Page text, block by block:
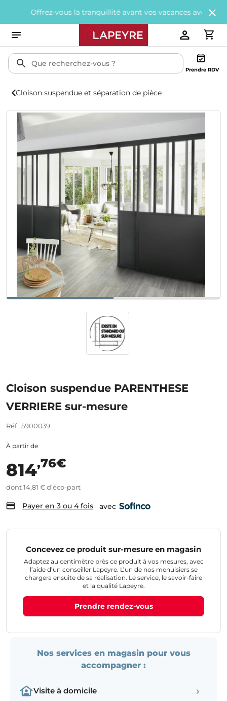
vous la tranquillité avant vos vacances avec200€ offerts
Prendre RDV
Cloison suspendue et séparation de pièce
Cloison suspendue PARENTHESE
VERRIERE sur-mesure
Réf : 5900039
À partir de
814,76€
dont 14,81 € d’éco-part
Payer en 3 ou 4 fois avec
Concevez ce produit sur-mesure en magasin
Adaptez au centimètre près ce produit à vos mesures, avec
l’aide d’un conseiller Lapeyre. L’un de nos menuisiers se
chargera ensuite de sa réalisation. Le service, le savoir-faire
et la qualité Lapeyre.
Prendre rendez-vous
Nos services en magasin pour vous
accompagner :
Visite à domicile ›